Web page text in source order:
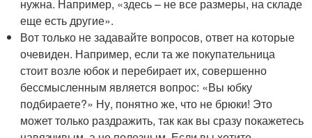
нужна. Например, «здесь – не все размеры, на складе
еще есть другие».
Вот только не задавайте вопросов, ответ на которые
очевиден. Например, если та же покупательница
стоит возле юбок и перебирает их, совершенно
бессмысленным является вопрос: «Вы юбку
подбираете?» Ну, понятно же, что не брюки! Это
может только раздражить, так как вы сразу покажетесь